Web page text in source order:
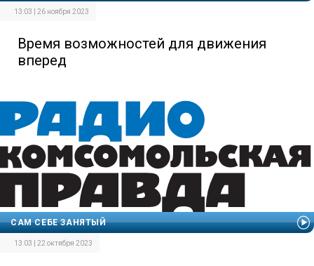
13:03 | 26 ноября 2023
Время возможностей для движения
вперед
САМ СЕБЕ ЗАНЯТЫЙ
13:03 | 22 октября 2023